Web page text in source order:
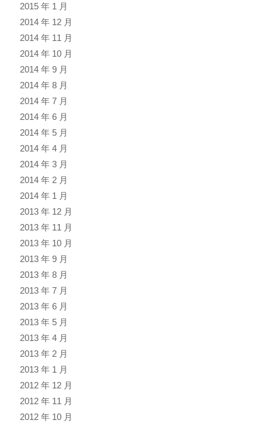
2015 年 1 月
2014 年 12 月
2014 年 11 月
2014 年 10 月
2014 年 9 月
2014 年 8 月
2014 年 7 月
2014 年 6 月
2014 年 5 月
2014 年 4 月
2014 年 3 月
2014 年 2 月
2014 年 1 月
2013 年 12 月
2013 年 11 月
2013 年 10 月
2013 年 9 月
2013 年 8 月
2013 年 7 月
2013 年 6 月
2013 年 5 月
2013 年 4 月
2013 年 2 月
2013 年 1 月
2012 年 12 月
2012 年 11 月
2012 年 10 月